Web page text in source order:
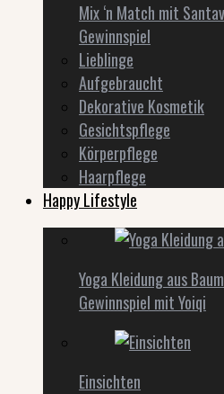
Mix ‘n Match mit
Gewinnspiel
Lieblinge
Aufgebraucht
Dekorative Kosmetik
Gesichtspflege
Körperpflege
Haarpflege
Happy Lifestyle
Yoga Kleidung aus
Gewinnspiel mit Yoiqi
Einsichten